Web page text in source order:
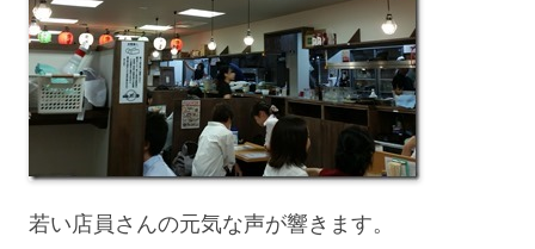
若い店員さんの元気な声が響きます。